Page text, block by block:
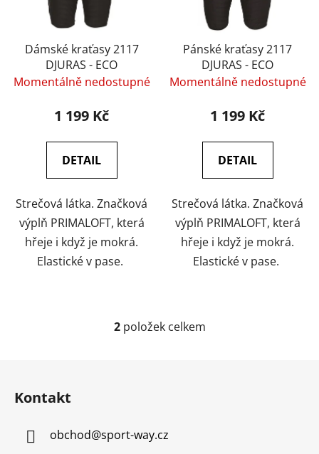
u
Dámské kraťasy 2117
DJURAS - ECO
Momentálně nedostupné
1 199 Kč
DETAIL
Strečová látka. Značková
výplň PRIMALOFT, která
hřeje i když je mokrá.
Elastické v pase.
Pánské kraťasy 2117
DJURAS - ECO
Momentálně nedostupné
1 199 Kč
DETAIL
Strečová látka. Značková
výplň PRIMALOFT, která
hřeje i když je mokrá.
Elastické v pase.
O
í
2položek celkem
Kontakt
obchod@sport-way.cz